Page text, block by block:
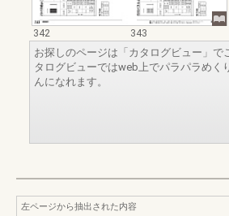
342
343
お探しのページは「カタログビュー」で
タログビューではweb上でパラパラめく
んになれます。
左ページから抽出された内容